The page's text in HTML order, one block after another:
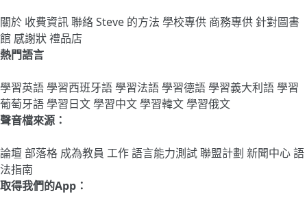
關於 收費資訊聯絡Steve 的方法 學校專供 商務專供 針對圖書
館 感謝狀禮品店
熱門語言
學習英語學習西班牙語學習法語學習德語學習義大利語學習
葡萄牙語學習日文學習中文學習韓文學習俄文
聲音檔來源：
論壇部落格 成為教員 工作語言能力測試聯盟計劃 新聞中心語
法指南
取得我們的App：